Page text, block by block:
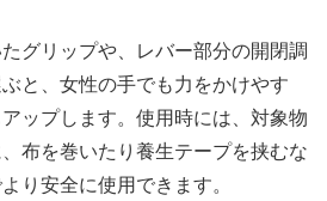
グリップや、レバー部分の開閉調
と、女性の手でも力をかけやす
ップします。使用時には、対象物
布を巻いたり養生テープを挟むな
り安全に使用できます。